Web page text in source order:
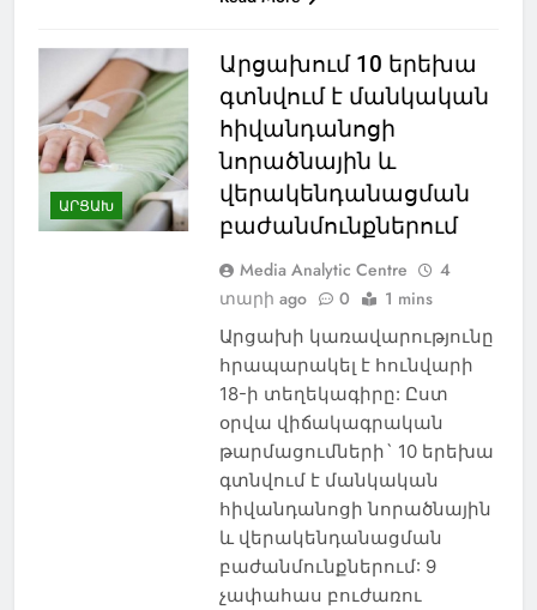
ԱՐՑԱԽ
Արցախում 10 երեխա
գտնվում է մանկական
հիվանդանոցի
նորածնային և
վերակենդանացման
բաժանմունքներում
Media Analytic Centre
4
տարի ago
0 1 mins
Արցախի կառավարությունը
հրապարակել է հունվարի
18-ի տեղեկագիրը: Ըստ
օրվա վիճակագրական
թարմացումների` 10 երեխա
գտնվում է մանկական
հիվանդանոցի նորածնային
և վերակենդանացման
բաժանմունքներում: 9
չափահաս բուժառու